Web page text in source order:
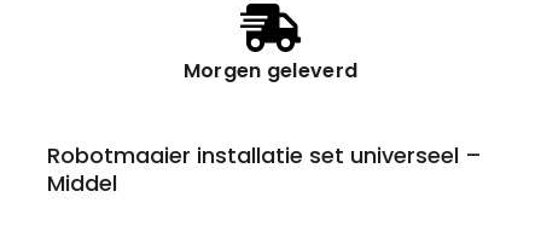
Morgen geleverd
Robotmaaier installatie set universeel –
Middel